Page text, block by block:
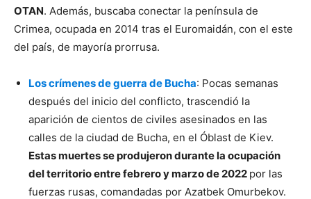
OTAN. Además, buscaba conectar la península de
Crimea, ocupada en 2014 tras el Euromaidán, con el este
del país, de mayoría prorrusa.
Los crímenes de guerra de Bucha: Pocas semanas
después del inicio del conflicto, trascendió la
aparición de cientos de civiles asesinados en las
calles de la ciudad de Bucha, en el Óblast de Kiev.
Estas muertes se produjeron durante la ocupación
del territorio entre febrero y marzo de 2022 por las
fuerzas rusas, comandadas por Azatbek Omurbekov.